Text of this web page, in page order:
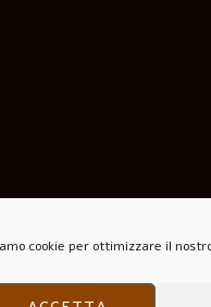
cookie per ottimizzare il